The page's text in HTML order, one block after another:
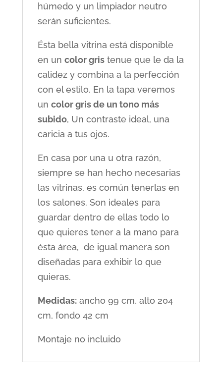
húmedo y un limpiador neutro
serán suficientes.
Ésta bella vitrina está disponible
en un color gristenue que le da la
calidez y combina a la perfección
con el estilo. En la tapa veremos
un color gris de un tono más
subido, Un contraste ideal, una
caricia a tus ojos.
En casa por una u otra razón,
siempre se han hecho necesarias
las vitrinas, es común tenerlas en
los salones. Son ideales para
guardar dentro de ellas todo lo
que quieres tener a la mano para
ésta área, de igual manera son
diseñadas para exhibir lo que
quieras.
Medidas:ancho 99 cm, alto 204
cm, fondo 42 cm
Montaje no incluido